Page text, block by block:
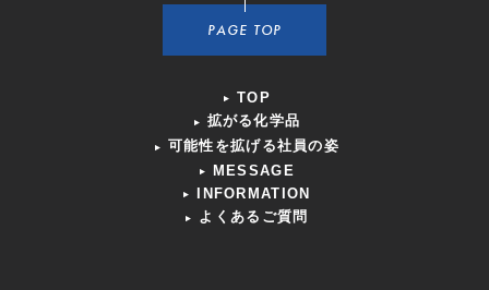
PAGE TOP
TOP
拡がる化学品
可能性を拡げる社員の姿
MESSAGE
INFORMATION
よくあるご質問